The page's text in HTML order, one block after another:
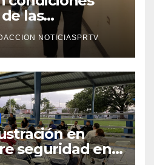
las
Departamento
Mayagüez
NOTICIASPRTV
en
seguridad en